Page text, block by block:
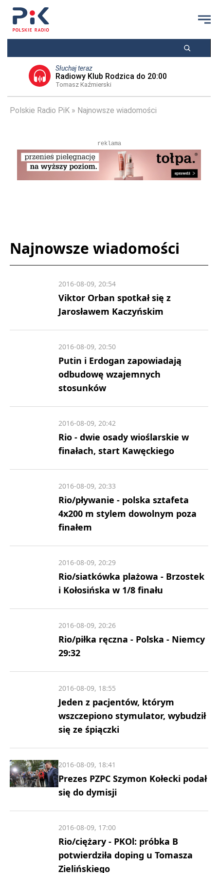
Słuchaj teraz
Radiowy Klub Rodzica do 20:00
Tomasz Kaźmierski
Polskie Radio PiK Najnowsze wiadomości
reklama
Najnowsze wiadomości
Viktor Orban spotkał się z
Jarosławem Kaczyńskim
2016-08-09, 20:54
Putin i Erdogan zapowiadają
odbudowę wzajemnych
stosunków
2016-08-09, 20:50
Rio - dwie osady wioślarskie w
finałach, start Kawęckiego
2016-08-09, 20:42
Rio/pływanie - polska sztafeta
4x200 m stylem dowolnym poza
finałem
2016-08-09, 20:33
Rio/siatkówka plażowa - Brzostek
i Kołosińska w 1/8 finału
2016-08-09, 20:29
Rio/piłka ręczna - Polska - Niemcy
29:32
2016-08-09, 20:26
Jeden z pacjentów, którym
wszczepiono stymulator, wybudził
się ze śpiączki
2016-08-09, 18:55
Prezes PZPC Szymon Kołecki podał
się do dymisji
2016-08-09, 18:41
Rio/ciężary - PKOl: próbka B
potwierdziła doping u Tomasza
Zielińskiego
2016-08-09, 17:00